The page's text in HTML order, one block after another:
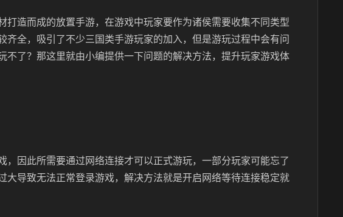
打造而成的放置手游，在游戏中玩家要作为诸侯需要收集不同类型
齐全，吸引了不少三国类手游玩家的加入，但是游玩过程中会有问
不了？那这里就由小编提供一下问题的解决方法，提升玩家游戏体
，因此所需要通过网络连接才可以正式游玩，一部分玩家可能忘了
大导致无法正常登录游戏，解决方法就是开启网络等待连接稳定就